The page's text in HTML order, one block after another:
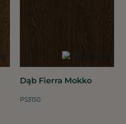
Dąb Fierra Mokko
PS3150